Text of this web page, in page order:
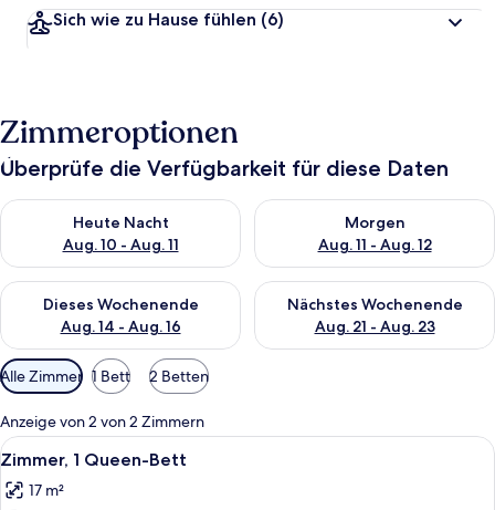
Sich wie zu Hause fühlen (6)
Zimmeroptionen
Überprüfe die Verfügbarkeit für diese Daten
Heute Nacht
Aug. 10 - Aug. 11
Überprüfe die Verfügbarkeit für heute Nacht, Aug. 10 - Aug.
Morgen
Aug. 11 - Aug. 12
Überprüfe die Verfügbarkeit
Dieses Wochenende
Aug. 14 - Aug. 16
Überprüfe die Verfügbarkeit für dieses Wochenende, Aug. 14
Nächstes Wochenende
Aug. 21 - Aug. 23
Überprüfe die Verfügbarkeit
Verfügbare
Filter
für
Zimmer
Alle Zimmer 1 Bett 2 Betten
Anzeige von 2 von 2 Zimmern
Alle
Fotos
für
Ein Hotelzimmer mit zwei Betten,
8
Zimmer, 1 Queen-Bett
17 m²